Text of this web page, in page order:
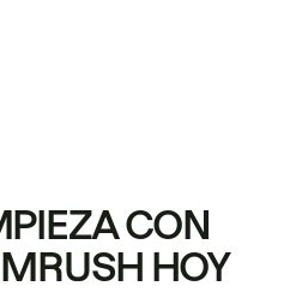
CON
HOY